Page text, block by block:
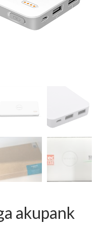
akupank